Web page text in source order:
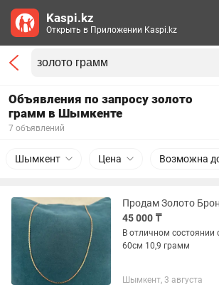
Объявления по запросу золото
грамм в Шымкенте
7 объявлений
Шымкент Цена Возможна
45 000 ₸
В отличном состоянии
60см 10,9 грамм
Шымкент, 3 августа
Kaspi.kz
Открыть в Приложении Kaspi.kz